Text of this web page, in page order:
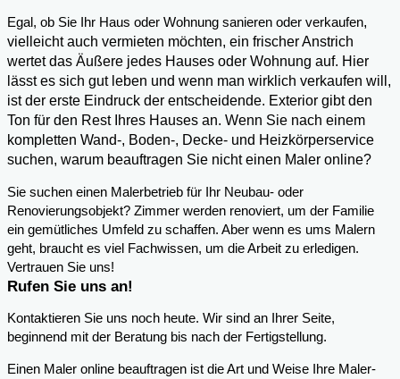
Egal, ob Sie Ihr Haus oder Wohnung sanieren oder verkaufen,
vielleicht auch vermieten möchten, ein frischer Anstrich
wertet das Äußere jedes Hauses oder Wohnung auf. Hier
lässt es sich gut leben und wenn man wirklich verkaufen will,
ist der erste Eindruck der entscheidende. Exterior gibt den
Ton für den Rest Ihres Hauses an. Wenn Sie nach einem
kompletten Wand-, Boden-, Decke- und Heizkörperservice
suchen, warum beauftragen Sie nicht einen Maler online?
Sie suchen einen Malerbetrieb für Ihr Neubau- oder
Renovierungsobjekt? Zimmer werden renoviert, um der Familie
ein gemütliches Umfeld zu schaffen. Aber wenn es ums Malern
geht, braucht es viel Fachwissen, um die Arbeit zu erledigen.
Vertrauen Sie uns!
Rufen Sie uns an!
Kontaktieren Sie uns noch heute. Wir sind an Ihrer Seite,
beginnend mit der Beratung bis nach der Fertigstellung.
Einen Maler online beauftragen ist die Art und Weise Ihre Maler-